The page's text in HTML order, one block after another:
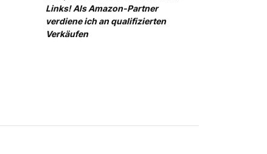
Links! Als Amazon-Partner
verdiene ich an qualifizierten
Verkäufen